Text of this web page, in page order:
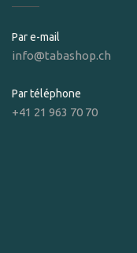
Par e-mail
info@tabashop.ch
Par téléphone
+41 21 963 70 70